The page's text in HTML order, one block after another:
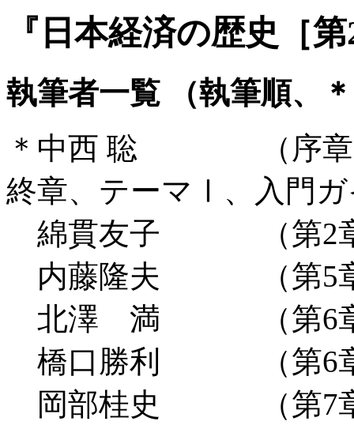
『日本経済の歴史［
執筆者一覧 （執筆順、
＊中西 聡 （序章、
終章、テーマⅠ、入門ガ
綿貫友子 （第2
内藤隆夫 （第5
北澤 満 （第6
橋口勝利 （第6
岡部桂史 （第7